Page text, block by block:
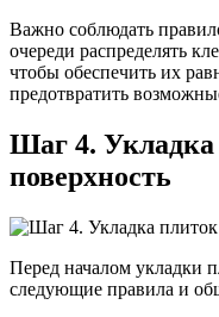
Важно соблюдать
очереди распределять
чтобы обеспечить их
предотвратить
Шаг 4. Укладка
поверхность
Перед началом укладки
следующие правила и